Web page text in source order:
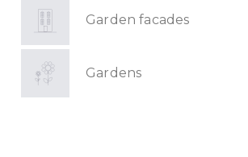
Garden facades
Gardens